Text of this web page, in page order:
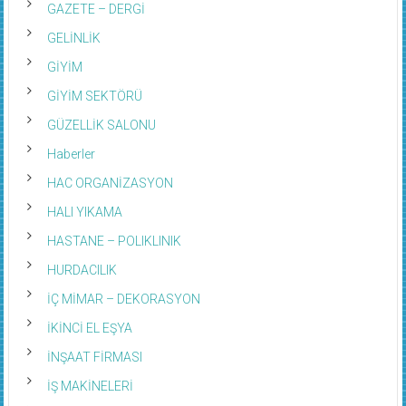
GAZETE – DERGİ
GELİNLİK
GİYİM
GİYİM SEKTÖRÜ
GÜZELLİK SALONU
Haberler
HAC ORGANİZASYON
HALI YIKAMA
HASTANE – POLIKLINIK
HURDACILIK
İÇ MİMAR – DEKORASYON
İKİNCİ EL EŞYA
İNŞAAT FİRMASI
İŞ MAKİNELERİ